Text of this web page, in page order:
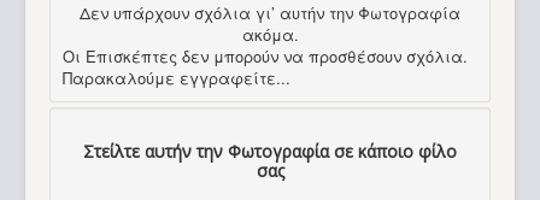
Δεν υπάρχουν σχόλια γι’ αυτήν την Φωτογραφία
ακόμα.
Οι Επισκέπτες δεν μπορούν να προσθέσουν σχόλια.
Παρακαλούμε εγγραφείτε...
Στείλτε αυτήν την Φωτογραφία σε κάποιο φίλο
σας